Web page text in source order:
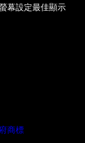
幕設定最佳顯示